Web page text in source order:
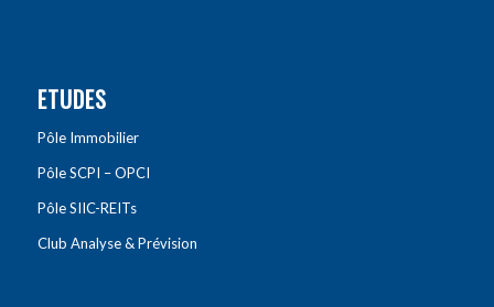
ETUDES
Pôle Immobilier
Pôle SCPI – OPCI
Pôle SIIC-REITs
Club Analyse & Prévision